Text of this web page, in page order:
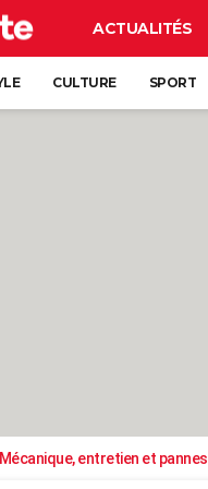
ACTUALITÉS
CULTURE SPORT
entretien et pannes